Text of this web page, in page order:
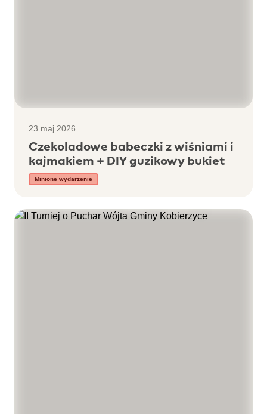
23 maj 2026
Czekoladowe babeczki z wiśniami i
kajmakiem + DIY guzikowy bukiet
Minione wydarzenie